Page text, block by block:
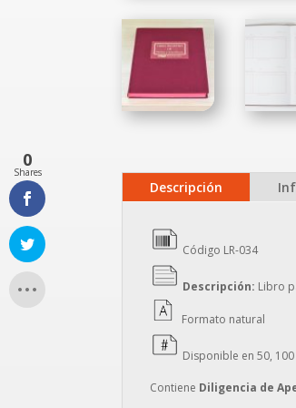
Descripción
Código LR-034
Descripción: Libro
Formato natural
Disponible en 50,
Contiene Diligencia de
0
Shares